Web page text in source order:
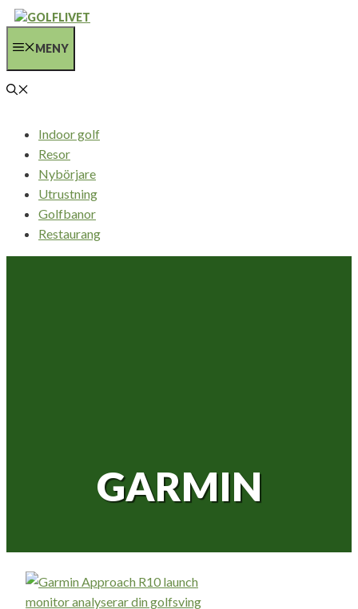
Hoppa
innehållMENY
Indoor golf
Resor
Nybörjare
Utrustning
Golfbanor
Restaurang
GARMIN